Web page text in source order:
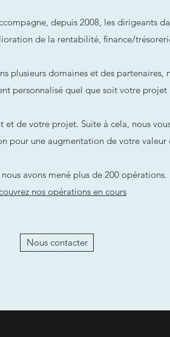
depuis 2008, les dirigeants
de la rentabilité, finance/
plusieurs domaines et des partenaires,
personnalisé quel que soit votre projet
de votre projet. Suite à cela, nous
pour une augmentation de votre valeur
avons mené plus de 200 opérations.
nos opérations en cours
Nous contacter